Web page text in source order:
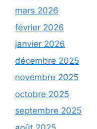
mars 2026
février 2026
janvier 2026
décembre 2025
novembre 2025
octobre 2025
septembre 2025